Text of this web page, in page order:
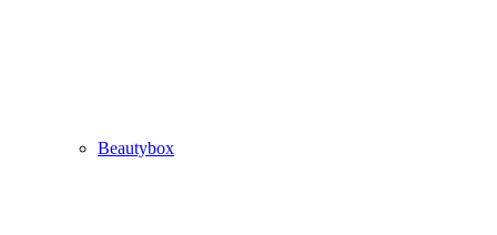
Beautybox